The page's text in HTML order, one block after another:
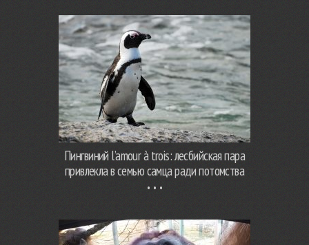
Пингвиний l’amour à trois: лесбийская пара
привлекла в семью самца ради потомства